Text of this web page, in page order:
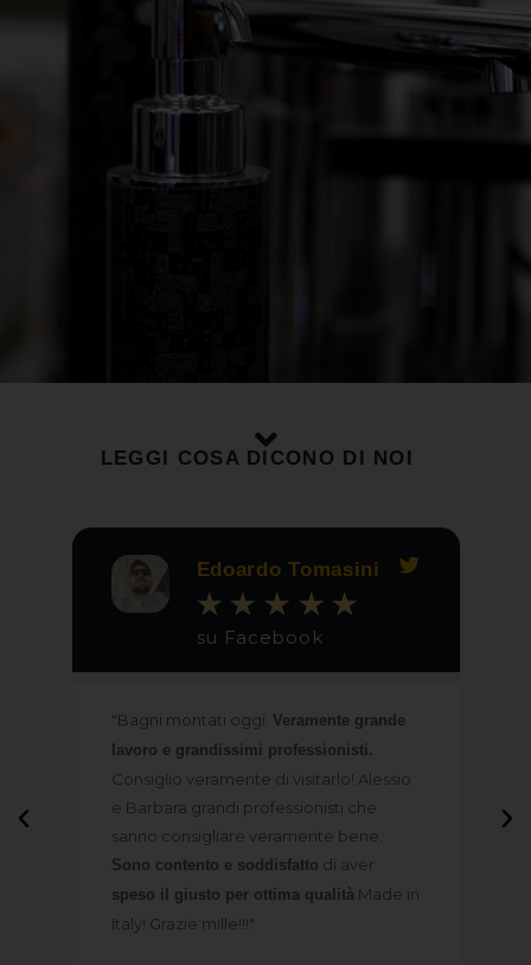
LEGGI COSA DICONO DI NOI
Edoardo Tomasini
★ ★ ★ ★ ★
su Facebook
"Bagni montati oggi. Veramente grande
lavoro e grandissimi professionisti.
Consiglio veramente di visitarlo! Alessio
e Barbara grandi professionisti che
sanno consigliare veramente bene.
Sono contento e soddisfatto di aver
speso il giusto per ottima qualità Made in
Italy! Grazie mille!!!"